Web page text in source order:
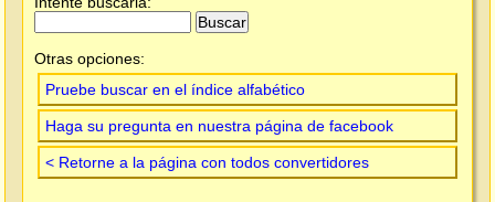
Otras opciones:
Pruebe buscar en el índice alfabético
Haga su pregunta en nuestra página de facebook
< Retorne a la página con todos convertidores